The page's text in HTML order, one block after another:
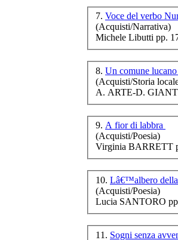
I
7. Voce del verbo
(Acquisti/Narrativa)
Michele Libutti pp.
8. Un comune
(Acquisti/Storia
A. ARTE-D.
9. A fior di labbra
(Acquisti/Poesia)
Virginia BARRETT
10. Lâ€™albero
(Acquisti/Poesia)
Lucia SANTORO
11. Sogni senza